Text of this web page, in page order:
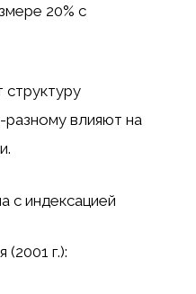
20% с
влияют на
с индексацией
г.):